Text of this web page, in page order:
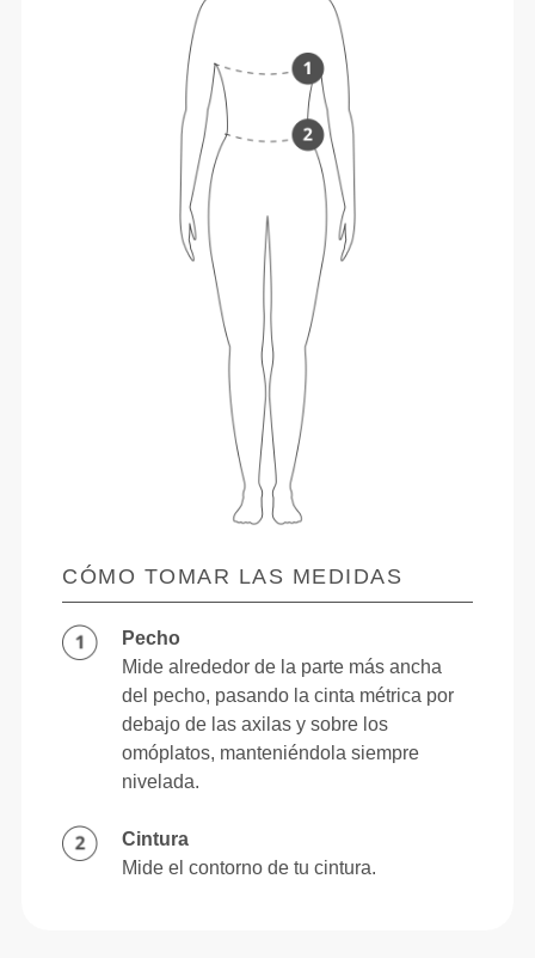
CÓMO TOMAR LAS MEDIDAS
Pecho
Mide alrededor de la parte más ancha
del pecho, pasando la cinta métrica por
debajo de las axilas y sobre los
omóplatos, manteniéndola siempre
nivelada.
Cintura
Mide el contorno de tu cintura.